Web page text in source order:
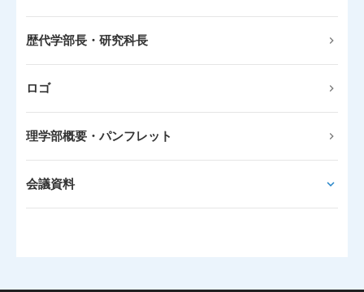
歴代学部長・研究科長
ロゴ
理学部概要・パンフレット
会議資料